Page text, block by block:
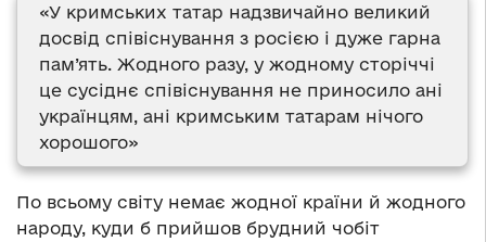
«У кримських татар надзвичайно великий
досвід співіснування з росією і дуже гарна
пам’ять. Жодного разу, у жодному сторіччі
це сусіднє співіснування не приносило ані
українцям, ані кримським татарам нічого
хорошого»
По всьому світу немає жодної країни й жодного
народу, куди б прийшов брудний чобіт